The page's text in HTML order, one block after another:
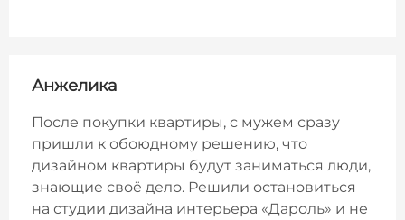
Анжелика
После покупки квартиры, с мужем сразу
пришли к обоюдному решению, что
дизайном квартиры будут заниматься люди,
знающие своё дело. Решили остановиться
на студии дизайна интерьера «Дароль» и не